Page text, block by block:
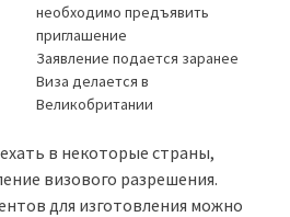
необходимо предъявить
приглашение
Заявление подается заранее
Виза делается в
Великобритании
в некоторые страны,
визового разрешения.
для изготовления можно